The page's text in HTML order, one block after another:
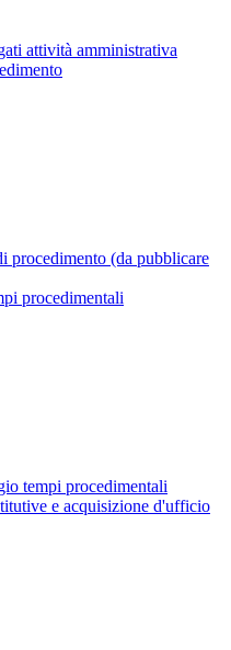
attività amministrativa
procedimento (da pubblicare
procedimentali
tempi procedimentali
e acquisizione d'ufficio